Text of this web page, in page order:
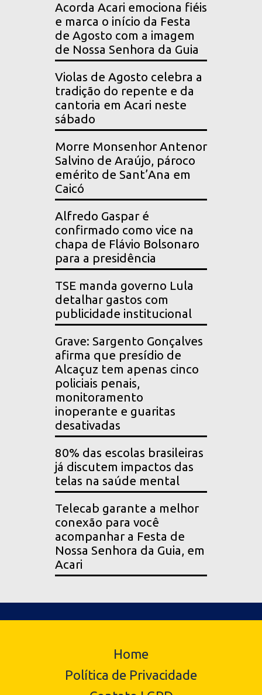
Acorda Acari emociona fiéis
e marca o início da Festa
de Agosto com a imagem
de Nossa Senhora da Guia
Violas de Agosto celebra a
tradição do repente e da
cantoria em Acari neste
sábado
Morre Monsenhor Antenor
Salvino de Araújo, pároco
emérito de Sant’Ana em
Caicó
Alfredo Gaspar é
confirmado como vice na
chapa de Flávio Bolsonaro
para a presidência
TSE manda governo Lula
detalhar gastos com
publicidade institucional
Grave: Sargento Gonçalves
afirma que presídio de
Alcaçuz tem apenas cinco
policiais penais,
monitoramento
inoperante e guaritas
desativadas
80% das escolas brasileiras
já discutem impactos das
telas na saúde mental
Telecab garante a melhor
conexão para você
acompanhar a Festa de
Nossa Senhora da Guia, em
Acari
Home
Política de Privacidade